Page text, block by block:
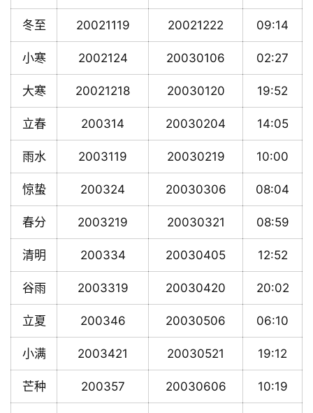
冬至 20021119 20021222 09:14
小寒 2002124 20030106 02:27
大寒 20021218 20030120 19:52
立春 200314 20030204 14:05
雨水 2003119 20030219 10:00
惊蛰 200324 20030306 08:04
春分 2003219 20030321 08:59
清明 200334 20030405 12:52
谷雨 2003319 20030420 20:02
立夏 200346 20030506 06:10
小满 2003421 20030521 19:12
芒种 200357 20030606 10:19